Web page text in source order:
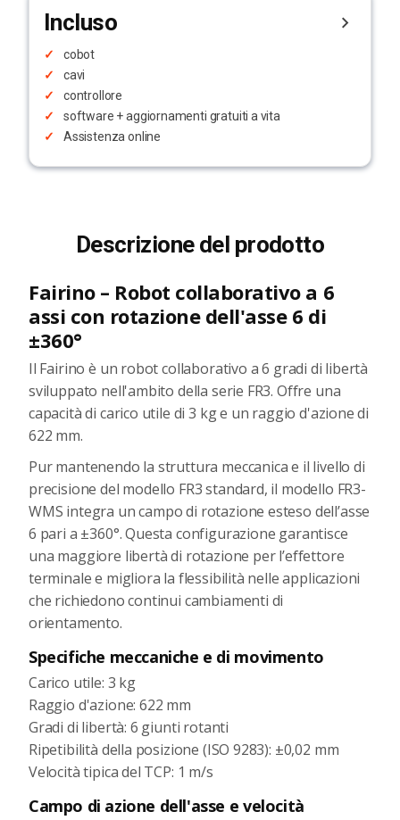
Incluso
cobot
cavi
controllore
software + aggiornamenti gratuiti a vita
Assistenza online
Descrizione del prodotto
Fairino – Robot collaborativo a 6
assi con rotazione dell'asse 6 di
±360°
Il Fairino è un robot collaborativo a 6 gradi di libertà
sviluppato nell'ambito della serie FR3. Offre una
capacità di carico utile di 3 kg e un raggio d'azione di
622 mm.
Pur mantenendo la struttura meccanica e il livello di
precisione del modello FR3 standard, il modello FR3-
WMS integra un campo di rotazione esteso dell’asse
6 pari a ±360°. Questa configurazione garantisce
una maggiore libertà di rotazione per l’effettore
terminale e migliora la flessibilità nelle applicazioni
che richiedono continui cambiamenti di
orientamento.
Specifiche meccaniche e di movimento
Carico utile: 3 kg
Raggio d'azione: 622 mm
Gradi di libertà: 6 giunti rotanti
Ripetibilità della posizione (ISO 9283): ±0,02 mm
Velocità tipica del TCP: 1 m/s
Campo di azione dell'asse e velocità